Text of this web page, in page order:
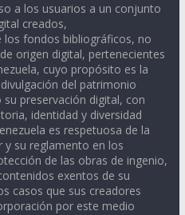
a los usuarios a un conjunto
creados,
fondos bibliográficos, no
origen digital, pertenecientes
cuyo propósito es la
del patrimonio
preservación digital, con
identidad y diversidad
es respetuosa de la
y su reglamento en los
de las obras de ingenio,
exentos de su
casos que sus creadores
por este medio